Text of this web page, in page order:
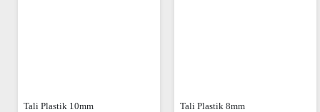
Tali Plastik 10mm Tali Plastik 8mm